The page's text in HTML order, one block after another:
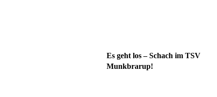
Es geht los – Schach im TSV
Munkbrarup!